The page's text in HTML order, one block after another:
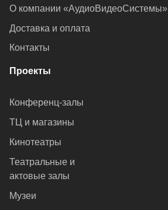
О компании «АудиоВидеоСистемы»
Доставка и оплата
Контакты
Проекты
Конференц-залы
ТЦ и магазины
Кинотеатры
Театральные и
актовые залы
Музеи